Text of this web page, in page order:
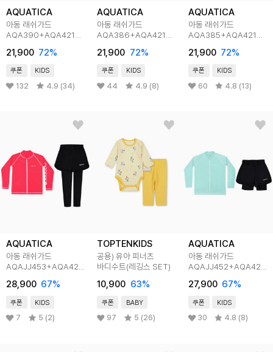
AQUATICA
아동 래쉬가드
AQA390+AQA421
one
21,900 72%
쿠폰 KIDS
132 4.9 (34)
AQUATICA
아동 래쉬가드
AQA386+AQA421
one
21,900 72%
쿠폰 KIDS
44 4.9 (8)
AQUATICA
아동 래쉬가드
AQA385+AQA421
one
21,900 72%
쿠폰 KIDS
60 4.8 (13)
AQUATICA
아동 래쉬가드
AQAJJ453+AQA421
one)
28,900 67%
쿠폰 KIDS
7 5 (2)
TOPTENKIDS
공용) 유아 피너츠
바디수트(레깅스 SET)
10,900 63%
쿠폰 BABY
97 5 (26)
AQUATICA
아동 래쉬가드
AQAJJ452+AQA420
only one
27,900 67%
쿠폰 KIDS
30 4.8 (8)